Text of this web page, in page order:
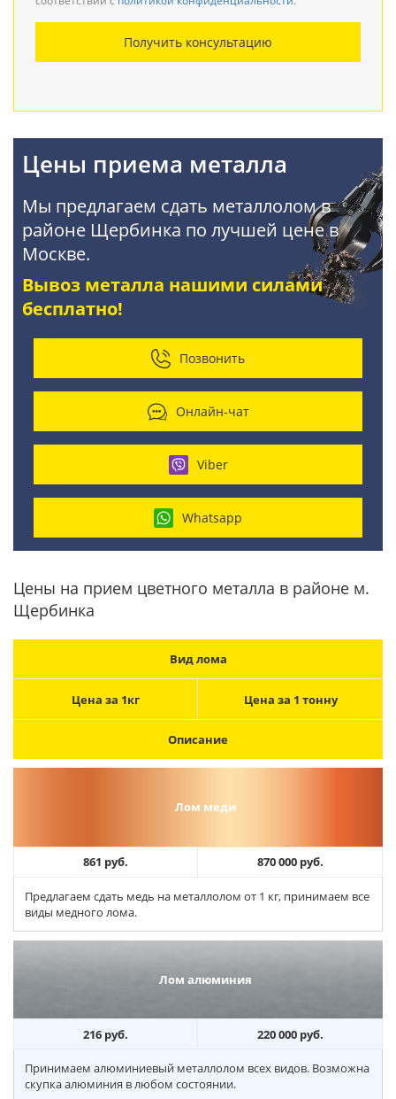
Демонтаж металлоконструкций
Покупка АКБ
Получить консультацию
Цены приема металла
Мы предлагаем сдать металлолом в
районе Щербинка по лучшей цене в
Москве.
Вывоз металла нашими силами
бесплатно!
Позвонить
Онлайн-чат
Viber
Whatsapp
Цены на прием цветного металла в районе м.
Щербинка
Вид лома
Цена за 1кг Цена за 1 тонну
Описание
Лом меди
861 руб. 870 000 руб.
Предлагаем сдать медь на металлолом от 1 кг, принимаем все
виды медного лома.
Лом алюминия
216 руб. 220 000 руб.
Принимаем алюминиевый металлолом всех видов. Возможна
скупка алюминия в любом состоянии.